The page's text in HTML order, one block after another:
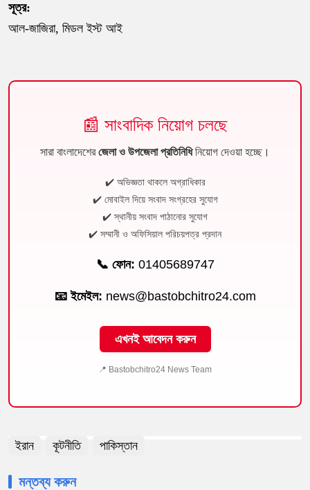
সূত্র:
আল-জাজিরা, মিডল ইস্ট আই
📰 সাংবাদিক নিয়োগ চলছে
সারা বাংলাদেশেরজেলা ও উপজেলা প্রতিনিধিনিয়োগ দেওয়া হচ্ছে।
✔️ অভিজ্ঞতা থাকলে অগ্রাধিকার
✔️ মোবাইল দিয়ে সংবাদ সংগ্রহের সুযোগ
✔️ স্থানীয় সংবাদ পাঠানোর সুযোগ
✔️ সম্মানী ও অফিসিয়াল পরিচয়পত্র প্রদান
📞 ফোন: 01405689747
📧 ইমেইল: news@bastobchitro24.com
এখনই আবেদন করুন
📍 Bastobchitro24 News Team
ইরান কূটনীতি পাকিস্তান
মন্তব্য করুন